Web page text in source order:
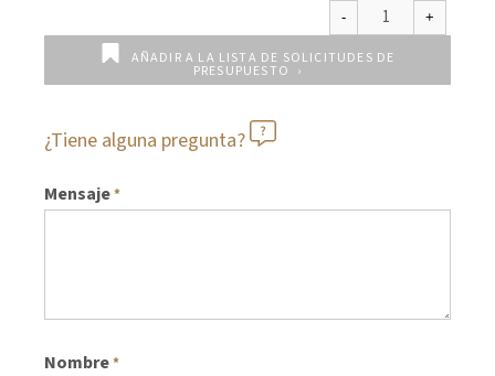
AÑADIR A LA LISTA DE SOLICITUDES DE
PRESUPUESTO
¿Tiene alguna pregunta?
Mensaje*
Nombre*